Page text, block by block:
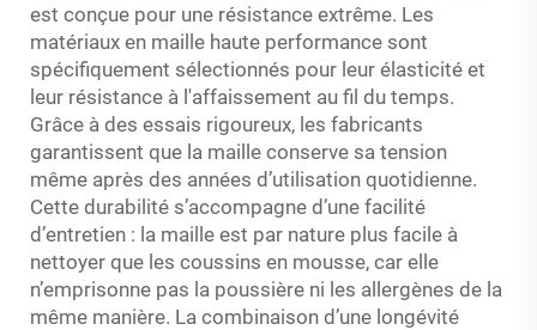
est conçue pour une résistance extrême. Les
matériaux en maille haute performance sont
spécifiquement sélectionnés pour leur élasticité et
leur résistance à l'affaissement au fil du temps.
Grâce à des essais rigoureux, les fabricants
garantissent que la maille conserve sa tension
même après des années d’utilisation quotidienne.
Cette durabilité s’accompagne d’une facilité
d’entretien : la maille est par nature plus facile à
nettoyer que les coussins en mousse, car elle
n’emprisonne pas la poussière ni les allergènes de la
même manière. La combinaison d’une longévité